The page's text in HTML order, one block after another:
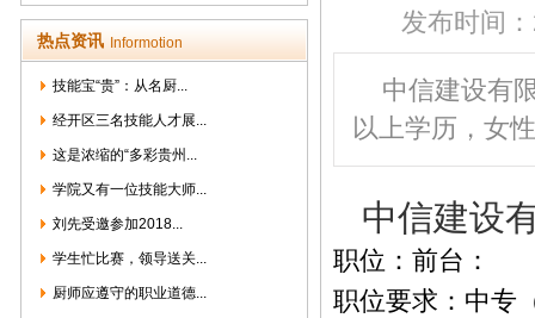
热点资讯 Informotion
技能宝“贵”：从名厨...
经开区三名技能人才展...
这是浓缩的“多彩贵州...
学院又有一位技能大师...
刘先受邀参加2018...
学生忙比赛，领导送关...
厨师应遵守的职业道德...
发布时间
中信建设
以上学历，女
中信建
职位：前台：
职位要求：中专